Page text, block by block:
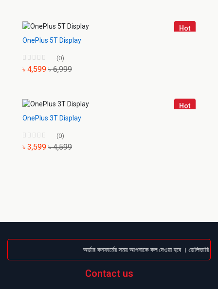
Hot
OnePlus 5T Display
(0)
৳ 4,599 ৳ 6,999
Hot
OnePlus 3T Display
(0)
৳ 3,599 ৳ 4,599
অর্ডার কনফার্মের সময় আপনাকে কল দেওয়া হবে । ডেলিভারি
Contact us